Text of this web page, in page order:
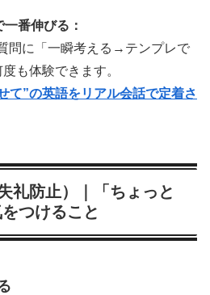
番伸びる：
問に「一瞬考える→テンプレで
も体験できます。
て”の英語をリアル会話で定着さ
礼防止）｜「ちょっと
つけること